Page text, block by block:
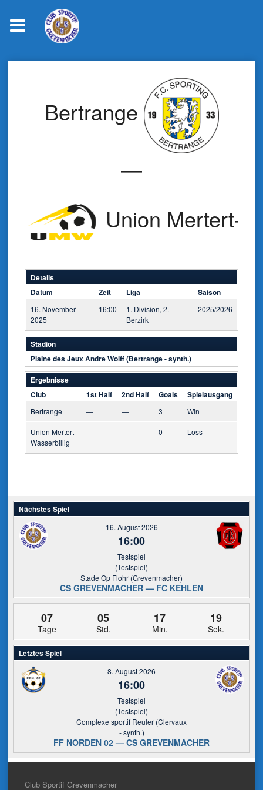
Bertrange
—
Union Mertert-
Details
Datum
Zeit Liga Saison
16. November
2025
16:00
1. Division, 2.
Berzirk
2025/2026
Stadion
Plaine des Jeux Andre Wolff (Bertrange - synth.)
Ergebnisse
Club
1st Half 2nd Half Goals Spielausgang
Bertrange — — 3 Win
Union Mertert-
Wasserbillig
— — 0 Loss
Nächstes Spiel
16. August 2026
16:00
Testspiel
(Testspiel)
Stade Op Flohr (Grevenmacher)
CS GREVENMACHER — FC KEHLEN
07
Tage
05
Std.
17
Min.
19
Sek.
Letztes Spiel
8. August 2026
16:00
Testspiel
(Testspiel)
Complexe sportif Reuler (Clervaux
- synth.)
FF NORDEN 02 — CS GREVENMACHER
Club Sportif Grevenmacher